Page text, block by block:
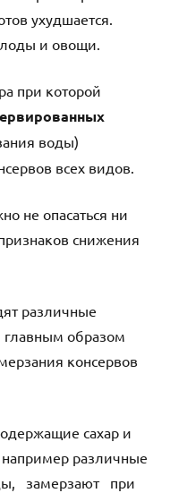
ухудшается.
и овощи.
при которой
воды)
всех видов.
не опасаться ни
снижения
различные
главным образом
консервов
сахар и
различные
замерзают при